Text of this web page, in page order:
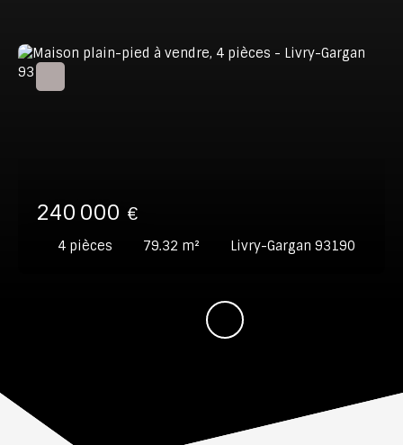
240 000 €
4 pièces 79.32 m² Livry-Gargan 93190